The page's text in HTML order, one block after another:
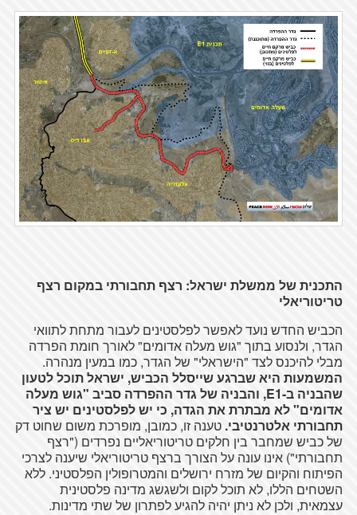
התכנית של ממשלת ישראל: רצף תחבורתי במקום רצף
טריטוריאלי
הכביש החדש נועד לאפשר לפלסטינים לעבור מתחת לתוואי
הגדר, ולנסוע בתוך "גוש מעלה אדומים" לאורך חומת הפרדה
מבלי להיכנס לצד "הישראלי" של הגדר, כמו במעין מנהרה.
המשמעות היא שברגע שייסלל הכביש, ישראל תוכל לטעון
שהבניה ב-E1, והבניה של גדר ההפרדה סביב "גוש מעלה
אדומים" לא מבתרת את הגדה, כי יש לפלסטינים יש ציר
תחבורתי אלטרנטיבי. טענה זו, כמובן, מופרכת משום שחוט דק
של כביש שמחבר בין חלקים טריטוריאליים נפרדים ("רצף
תחבורתי") אינו עונה על הצורך ברצף טריטוריאלי שיענה לצרכי
הפיתוח והקיום של מזרח ירושלים והמטרופולין הפלסטיני. ללא
השטחים הללו, לא תוכל לקום ולשגשג מדינה פלסטינית
עצמאית, ולכן לא ניתן יהיה להגיע לפתרון של שתי מדינות.